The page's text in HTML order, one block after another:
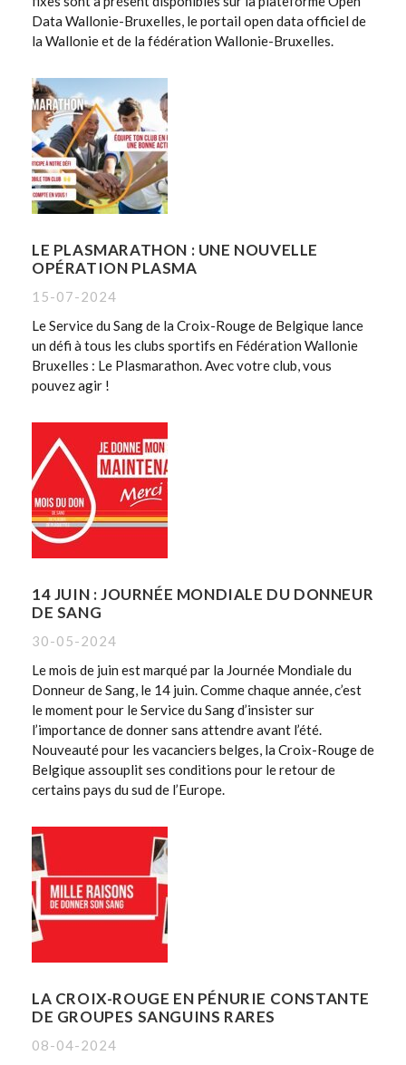
Data Wallonie-Bruxelles, le portail open data officiel de
la Wallonie et de la fédération Wallonie-Bruxelles.
LE PLASMARATHON : UNE NOUVELLE
OPÉRATION PLASMA
15-07-2024
Le Service du Sang de la Croix-Rouge de Belgique lance
un défi à tous les clubs sportifs en Fédération Wallonie
Bruxelles : Le Plasmarathon. Avec votre club, vous
pouvez agir !
14 JUIN : JOURNÉE MONDIALE DU DONNEUR
DE SANG
30-05-2024
Le mois de juin est marqué par la Journée Mondiale du
Donneur de Sang, le 14 juin. Comme chaque année, c’est
le moment pour le Service du Sang d’insister sur
l’importance de donner sans attendre avant l’été.
Nouveauté pour les vacanciers belges, la Croix-Rouge de
Belgique assouplit ses conditions pour le retour de
certains pays du sud de l’Europe.
LA CROIX-ROUGE EN PÉNURIE CONSTANTE
DE GROUPES SANGUINS RARES
08-04-2024